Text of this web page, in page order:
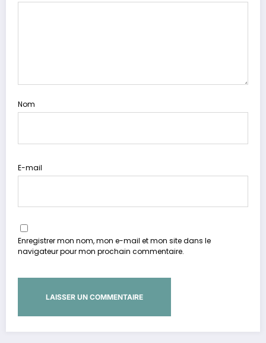
Nom
E-mail
Enregistrer mon nom, mon e-mail et mon site dans le
navigateur pour mon prochain commentaire.